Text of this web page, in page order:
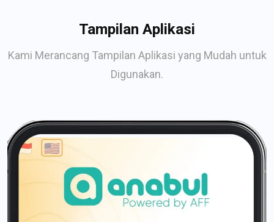
Tampilan Aplikasi
Kami Merancang Tampilan Aplikasi yang Mudah untuk
Digunakan.